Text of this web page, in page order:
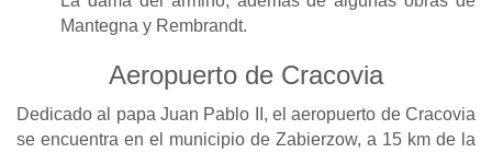
Mantegna y Rembrandt.
Aeropuerto de Cracovia
Dedicado al papa Juan Pablo II, el aeropuerto de Cracovia
se encuentra en el municipio de Zabierzow, a 15 km de la